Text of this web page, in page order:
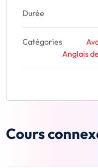
Durée
Catégories
Anglais
Cours